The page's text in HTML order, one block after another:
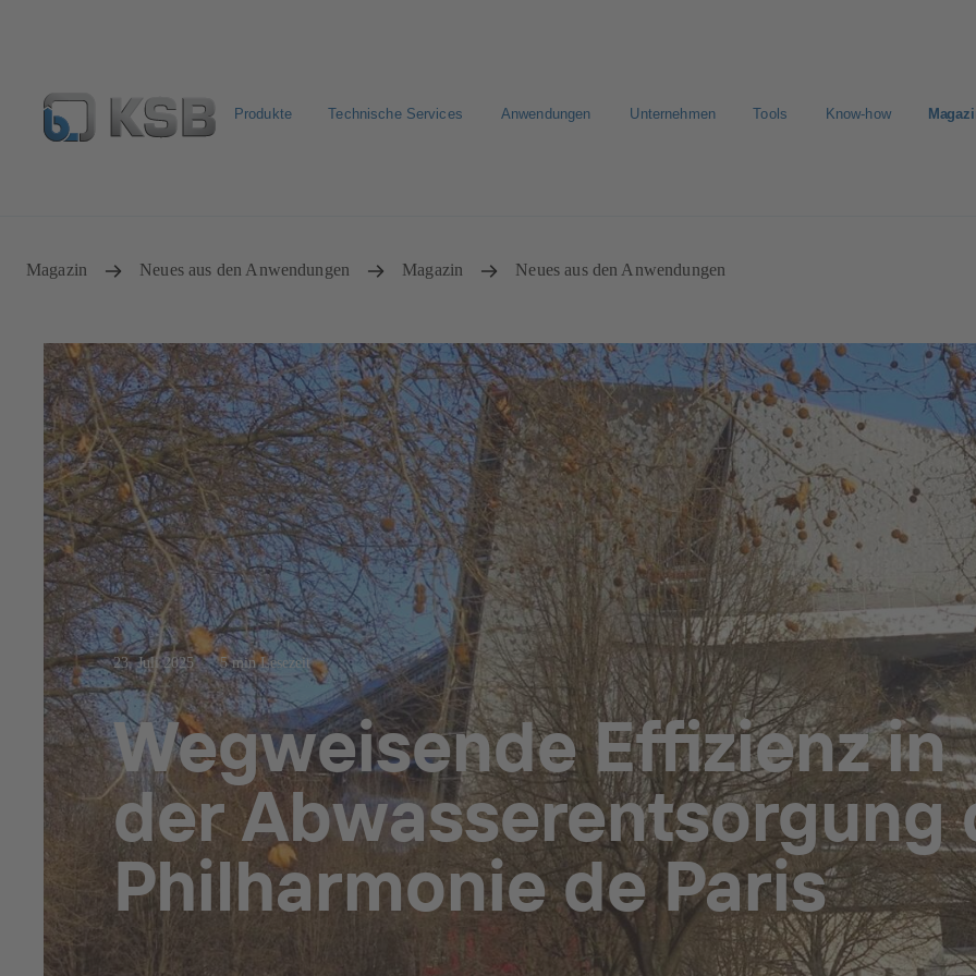
Produkte Technische Services Anwendungen Unternehmen Tools Know-how
Magazin Neues aus den Anwendungen Magazin Neues aus den Anwendungen
23. Juli 2025 5 min Lesezeit
Wegweisende Effizienz in
der Abwasserentsorgung
Philharmonie de Paris